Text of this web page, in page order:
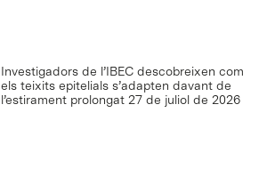
Investigadors de l’IBEC descobreixen com
els teixits epitelials s’adapten davant de
l’estirament prolongat 27 de juliol de 2026